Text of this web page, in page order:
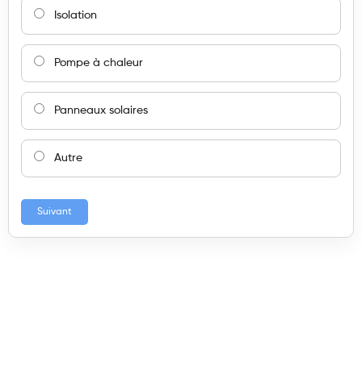
Isolation
Pompe à chaleur
Panneaux solaires
Autre
Suivant